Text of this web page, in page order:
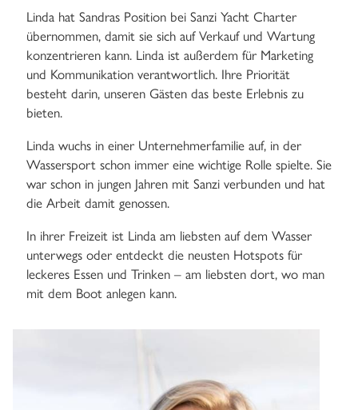
Linda hat Sandras Position bei Sanzi Yacht Charter
übernommen, damit sie sich auf Verkauf und Wartung
konzentrieren kann. Linda ist außerdem für Marketing
und Kommunikation verantwortlich. Ihre Priorität
besteht darin, unseren Gästen das beste Erlebnis zu
bieten.
Linda wuchs in einer Unternehmerfamilie auf, in der
Wassersport schon immer eine wichtige Rolle spielte. Sie
war schon in jungen Jahren mit Sanzi verbunden und hat
die Arbeit damit genossen.
In ihrer Freizeit ist Linda am liebsten auf dem Wasser
unterwegs oder entdeckt die neusten Hotspots für
leckeres Essen und Trinken – am liebsten dort, wo man
mit dem Boot anlegen kann.